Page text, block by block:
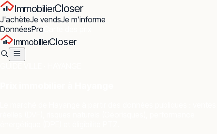
ImmobilierCloser
J'achèteJe vendsJe m'informe
DonnéesPro
ImmobilierCloser